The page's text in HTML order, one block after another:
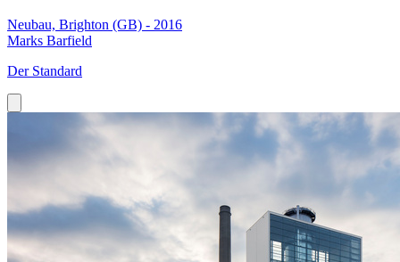
Neubau, Brighton (GB) - 2016
Marks Barfield
Der Standard